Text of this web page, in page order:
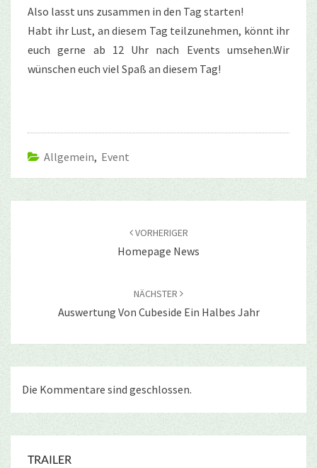
Also lasst uns zusammen in den Tag starten!
Habt ihr Lust, an diesem Tag teilzunehmen, könnt ihr
euch gerne ab 12 Uhr nach Events umsehen.Wir
wünschen euch viel Spaß an diesem Tag!
Allgemein, Event
VORHERIGER
Homepage News
NÄCHSTER
Auswertung Von Cubeside Ein Halbes Jahr
Die Kommentare sind geschlossen.
TRAILER